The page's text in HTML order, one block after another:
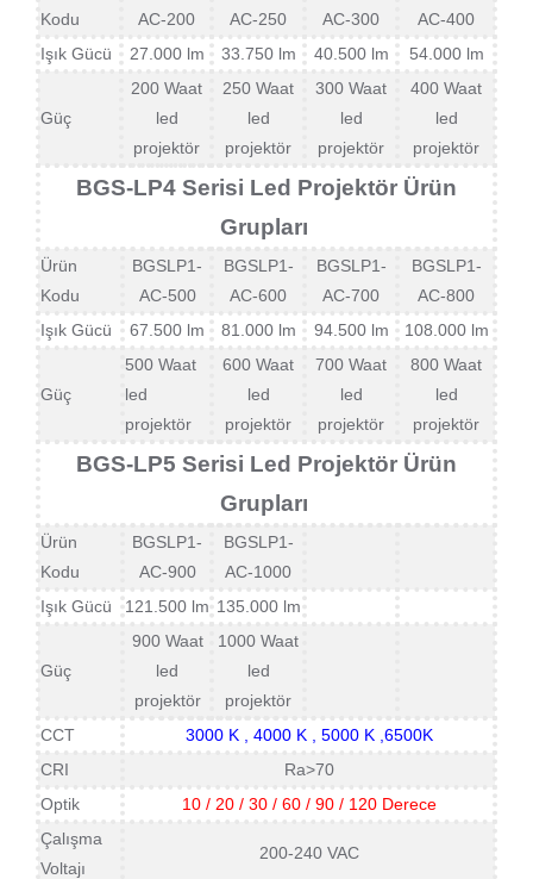
Kodu
AC-200
AC-250
AC-300
AC-400
Işık Gücü
27.000 lm 33.750 lm 40.500 lm 54.000 lm
Güç
200 Waat
led
projektör
250 Waat
led
projektör
300 Waat
led
projektör
400 Waat
led
projektör
BGS-LP4 Serisi Led Projektör Ürün
Grupları
Ürün
Kodu
BGSLP1-
AC-500
BGSLP1-
AC-600
BGSLP1-
AC-700
BGSLP1-
AC-800
Işık Gücü
67.500 lm 81.000 lm 94.500 lm 108.000 lm
Güç
500 Waat
led
projektör
600 Waat
led
projektör
700 Waat
led
projektör
800 Waat
led
projektör
BGS-LP5 Serisi Led Projektör Ürün
Grupları
Ürün
Kodu
BGSLP1-
AC-900
BGSLP1-
AC-1000
Işık Gücü
121.500 lm 135.000 lm
Güç
900 Waat
led
projektör
1000 Waat
led
projektör
CCT
3000 K , 4000 K , 5000 K ,6500K
CRI
Ra>70
Optik
10 / 20 / 30 / 60 / 90 / 120 Derece
Çalışma
Voltajı
200-240 VAC